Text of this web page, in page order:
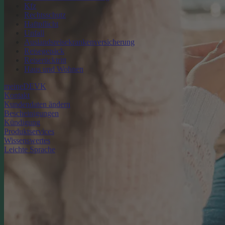
Kfz
Rechtsschutz
Haftpflicht
Unfall
Auslandsreisekrankenversicherung
Reisegepäck
Reiserücktritt
Haus und Wohnen
meineDEVK
Kontakt
Kundendaten ändern
Bescheinigungen
Kündigung
Produktservices
Wissenswertes
Leichte Sprache